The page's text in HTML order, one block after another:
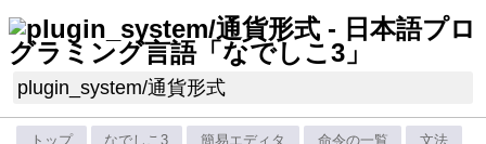
plugin_system/通貨形式
トップ なでしこ3 簡易エディタ 命令の一覧 文法